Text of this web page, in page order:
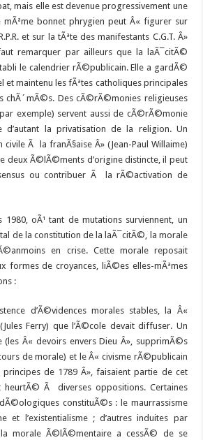
mais elle est devenue progressivement une
mÃªme bonnet phrygien peut Â« figurer sur
et sur la tÃªte des manifestants C.G.T. Â»
remarquer par ailleurs que la laÃ¯citÃ©
le calendrier rÃ©publicain. Elle a gardÃ©
et maintenu les fÃªtes catholiques principales
Des cÃ©rÃ©monies religieuses
exemple) servent aussi de cÃ©rÃ©monie
la privatisation de la religion. Un
Ã la franÃ§aise Â» (Jean-Paul Willaime)
deux Ã©lÃ©ments d’origine distincte, il peut
ou contribuer Ã la rÃ©activation de
oÃ¹ tant de mutations surviennent, un
de la constitution de la laÃ¯citÃ©, la morale
en crise. Cette morale reposait
formes de croyances, liÃ©es elles-mÃªmes
:
d’Ã©vidences morales stables, la Â«
Ferry) que l’Ã©cole devait diffuser. Un
(les Â« devoirs envers Dieu Â», supprimÃ©s
de morale) et le Â« civisme rÃ©publicain
de 1789 Â», faisaient partie de cet
heurtÃ© Ã diverses oppositions. Certaines
constituÃ©s : le maurrassisme
et l’existentialisme ; d’autres induites par
la morale Ã©lÃ©mentaire a cessÃ© de se